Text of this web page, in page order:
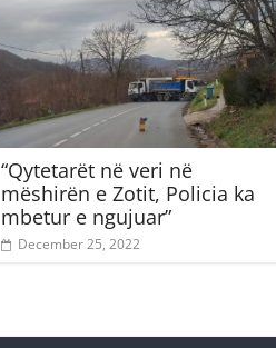
“Qytetarët në veri në
mëshirën e Zotit, Policia ka
mbetur e ngujuar”
December 25, 2022